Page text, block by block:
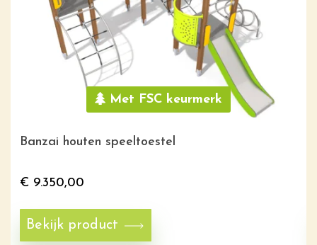
Met FSC keurmerk
Banzai houten speeltoestel
€ 9.350,00
Bekijk product